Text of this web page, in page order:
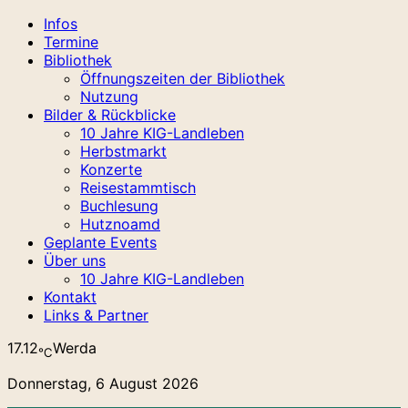
Infos
Termine
Bibliothek
Öffnungszeiten der Bibliothek
Nutzung
Bilder & Rückblicke
10 Jahre KIG-Landleben
Herbstmarkt
Konzerte
Reisestammtisch
Buchlesung
Hutznoamd
Geplante Events
Über uns
10 Jahre KIG-Landleben
Kontakt
Links & Partner
17.12℃Werda
Donnerstag, 6 August 2026